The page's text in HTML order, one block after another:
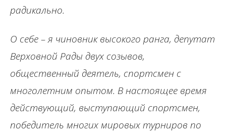
радикально.
О себе– я чиновник высокого ранга, депутат
Верховной Рады двух созывов,
общественный деятель, спортсмен с
многолетним опытом. В настоящее время
действующий, выступающий спортсмен,
победитель многих мировых турниров по